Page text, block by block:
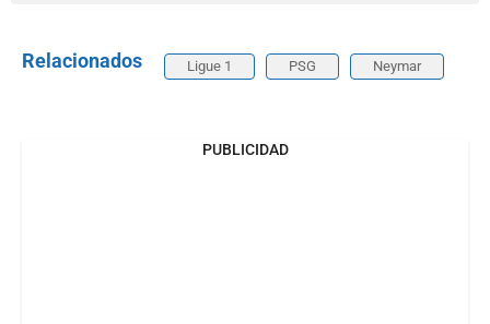
Relacionados Ligue 1 PSG Neymar
PUBLICIDAD